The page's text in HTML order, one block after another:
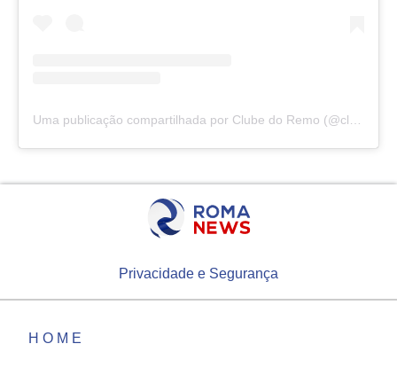
Uma publicação compartilhada por Clube do Remo (@clubedoremo)
Privacidade e Segurança
HOME